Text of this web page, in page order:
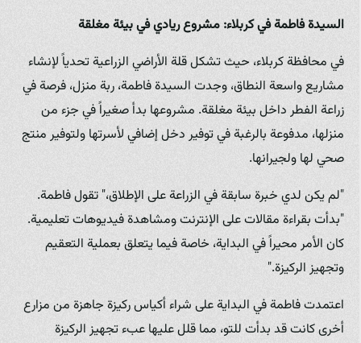
السيدة فاطمة في كربلاء: مشروع ريادي في بيئة مغلقة
في محافظة كربلاء، حيث تشكل قلة الأراضي الزراعية تحدياً لإنشاء
مشاريع واسعة النطاق، وجدت السيدة فاطمة، ربة منزل، فرصة في
زراعة الفطر داخل بيئة مغلقة. مشروعها بدأ صغيراً في جزء من
منزلها، مدفوعة بالرغبة في توفير دخل إضافي لأسرتها ولتوفير منتج
صحي لها ولجيرانها.
"لم يكن لدي خبرة سابقة في الزراعة على الإطلاق،" تقول فاطمة.
"بدأت بقراءة مقالات على الإنترنت ومشاهدة فيديوهات تعليمية.
كان الأمر محيراً في البداية، خاصة فيما يتعلق بعملية التعقيم
وتجهيز الركيزة."
اعتمدت فاطمة في البداية على شراء أكياس ركيزة جاهزة من مزارع
أخرى كانت قد بدأت للتو، مما قلل عليها عبء تجهيز الركيزة